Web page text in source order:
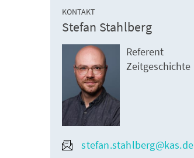
KONTAKT
Stefan Stahlberg
Referent
Zeitgeschichte
stefan.stahlberg@kas.de